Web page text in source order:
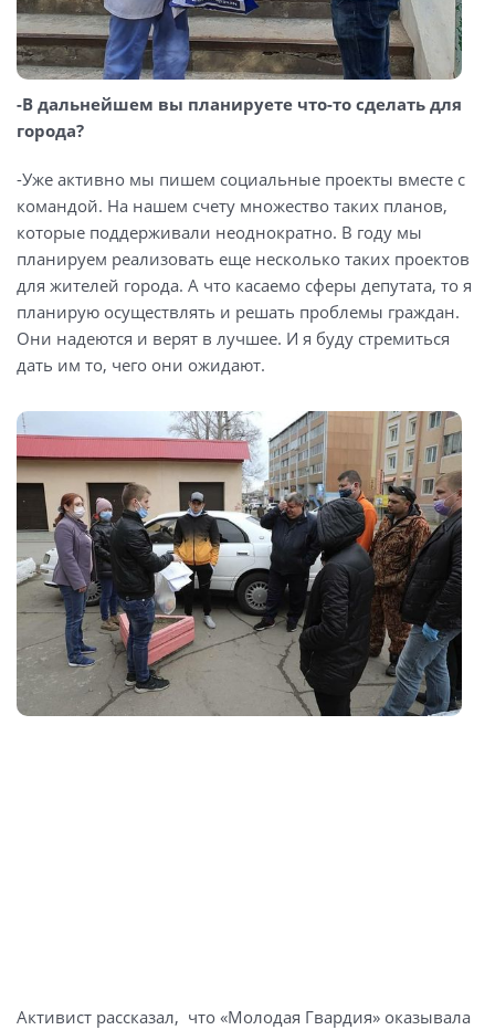
-В дальнейшем вы планируете что-то сделать для
города?
-Уже активно мы пишем социальные проекты вместе с
командой. На нашем счету множество таких планов,
которые поддерживали неоднократно. В году мы
планируем реализовать еще несколько таких проектов
для жителей города. А что касаемо сферы депутата, то я
планирую осуществлять и решать проблемы граждан.
Они надеются и верят в лучшее. И я буду стремиться
дать им то, чего они ожидают.
Активист рассказал, что «Молодая Гвардия» оказывала